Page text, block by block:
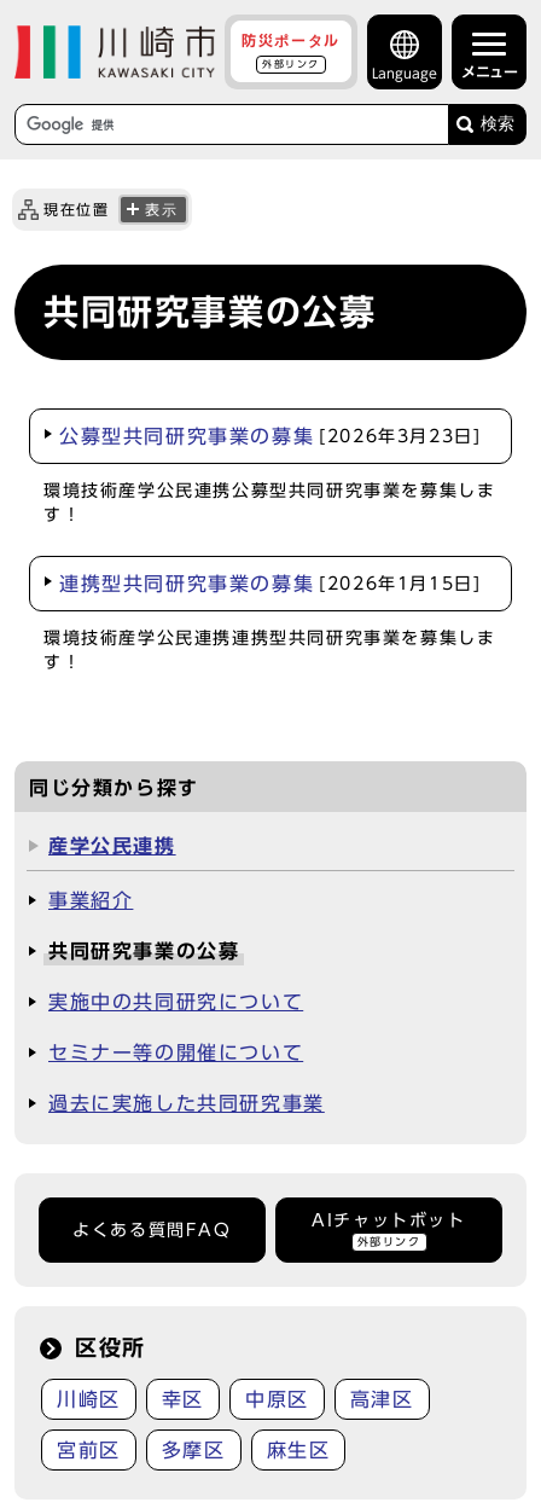
防災ポータル
外部リンク
Language メニュー
検索
現在位置 表示
共同研究事業の公募
公募型共同研究事業の募集 [2026年3月23日]
環境技術産学公民連携公募型共同研究事業を募集しま
す！
連携型共同研究事業の募集 [2026年1月15日]
環境技術産学公民連携連携型共同研究事業を募集しま
す！
同じ分類から探す
産学公民連携
事業紹介
共同研究事業の公募
実施中の共同研究について
セミナー等の開催について
過去に実施した共同研究事業
よくある質問FAQ
AIチャットボット
外部リンク
区役所
川崎区 幸区 中原区 高津区
宮前区 多摩区 麻生区